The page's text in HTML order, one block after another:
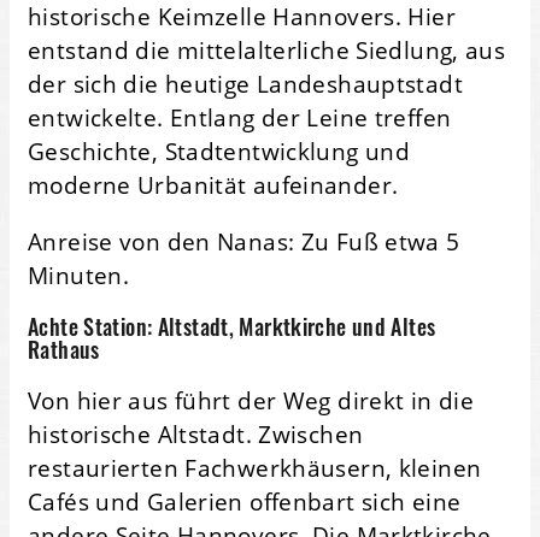
historische Keimzelle Hannovers. Hier
entstand die mittelalterliche Siedlung, aus
der sich die heutige Landeshauptstadt
entwickelte. Entlang der Leine treffen
Geschichte, Stadtentwicklung und
moderne Urbanität aufeinander.
Anreise von den Nanas: Zu Fuß etwa 5
Minuten.
Achte Station: Altstadt, Marktkirche und Altes
Rathaus
Von hier aus führt der Weg direkt in die
historische Altstadt. Zwischen
restaurierten Fachwerkhäusern, kleinen
Cafés und Galerien offenbart sich eine